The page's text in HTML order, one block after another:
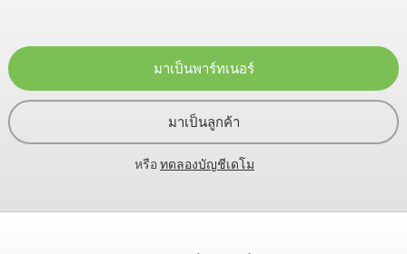
มาเป็นพาร์ทเนอร์
มาเป็นลูกค้า
หรือทดลองบัญชีเดโม